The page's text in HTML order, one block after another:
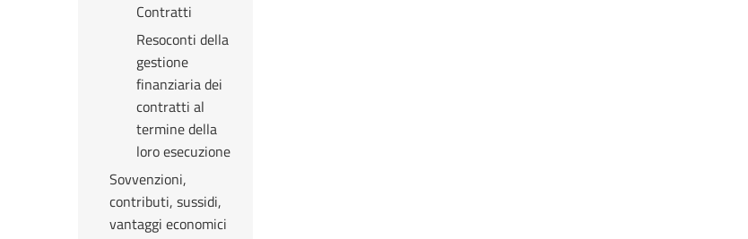
Contratti
Resoconti della
gestione
finanziaria dei
contratti al
termine della
loro esecuzione
Sovvenzioni,
contributi, sussidi,
vantaggi economici